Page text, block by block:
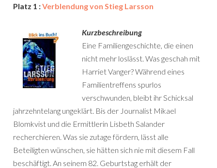
Platz 1 :Verblendung von Stieg Larsson
Kurzbeschreibung
Eine Familiengeschichte, die einen
nicht mehr loslässt. Was geschah mit
Harriet Vanger? Während eines
Familientreffens spurlos
verschwunden, bleibt ihr Schicksal
jahrzehntelang ungeklärt. Bis der Journalist Mikael
Blomkvist und die Ermittlerin Lisbeth Salander
recherchieren. Was sie zutage fördern, lässt alle
Beteiligten wünschen, sie hätten sich nie mit diesem Fall
beschäftigt. An seinem 82. Geburtstag erhält der